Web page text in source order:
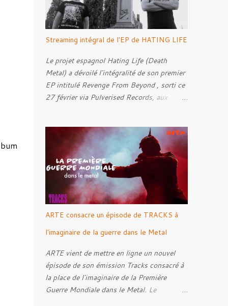
Streaming intégral de l'EP de HATING LIFE
Le projet espagnol Hating Life (Death
Metal) a dévoilé l'intégralité de son premier
EP intitulé Revenge From Beyond , sorti ce
27 février via Pulverised Records, aux
et mixé par Santi et l'artwork a été réalisé
par Luxi Lahtinen. Tracklist: 01. Into The
Grave 02. The Eternal Embrace 03. A
Somber Night 04. Rebellion Against The
Vile 05. Revenge From Beyond 06. The
Sense Of Fear
ARTE consacre un épisode de TRACKS à
l'imaginaire de la guerre dans le Metal
ARTE vient de mettre en ligne un nouvel
épisode de son émission Tracks consacré à
la place de l'imaginaire de la Première
Guerre Mondiale dans le Metal. Le